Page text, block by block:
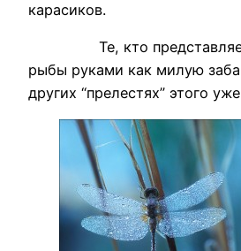
карасиков.
Те, кто представляет
рыбы руками как милую
других “прелестях” этого